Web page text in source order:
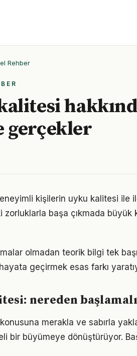
Rehber
gerçekler
kişilerin uyku kalitesi ile
zorluklarla başa çıkmada büyük
olmadan teorik bilgi tek
geçirmek esas farkı
nereden
merakla ve sabırla
bir büyümeye dönüştürüyor.